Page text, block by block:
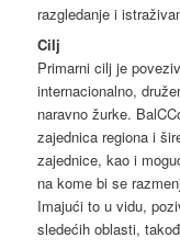
razgledanje i
Cilj
Primarni cilj je
internacionalno,
naravno žurke.
zajednica regiona i
zajednice, kao i
na kome bi se
Imajući to u vidu,
sledećih oblasti,